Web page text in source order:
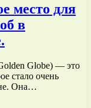
место для
в
Globe) — это
стало очень
Она…